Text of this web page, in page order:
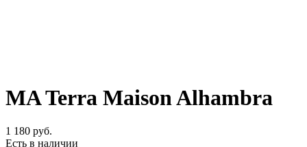
MA Terra Maison Alhambra
1 180 руб.
Есть в наличии